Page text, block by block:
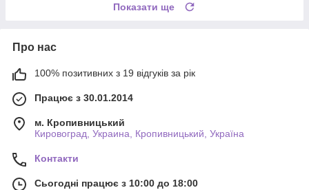
Показати ще
Про нас
100% позитивних з 19 відгуків за рік
Працює з 30.01.2014
м. Кропивницький
Кировоград, Украина, Кропивницький, Україна
Контакти
Сьогодні працює з 10:00 до 18:00